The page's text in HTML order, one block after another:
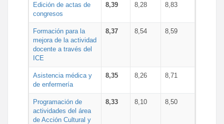
Edición de actas de
congresos
8,39 8,28 8,83
Formación para la
mejora de la actividad
docente a través del
ICE
8,37 8,54 8,59
Asistencia médica y
de enfermería
8,35 8,26 8,71
Programación de
actividades del área
de Acción Cultural y
8,33 8,10 8,50